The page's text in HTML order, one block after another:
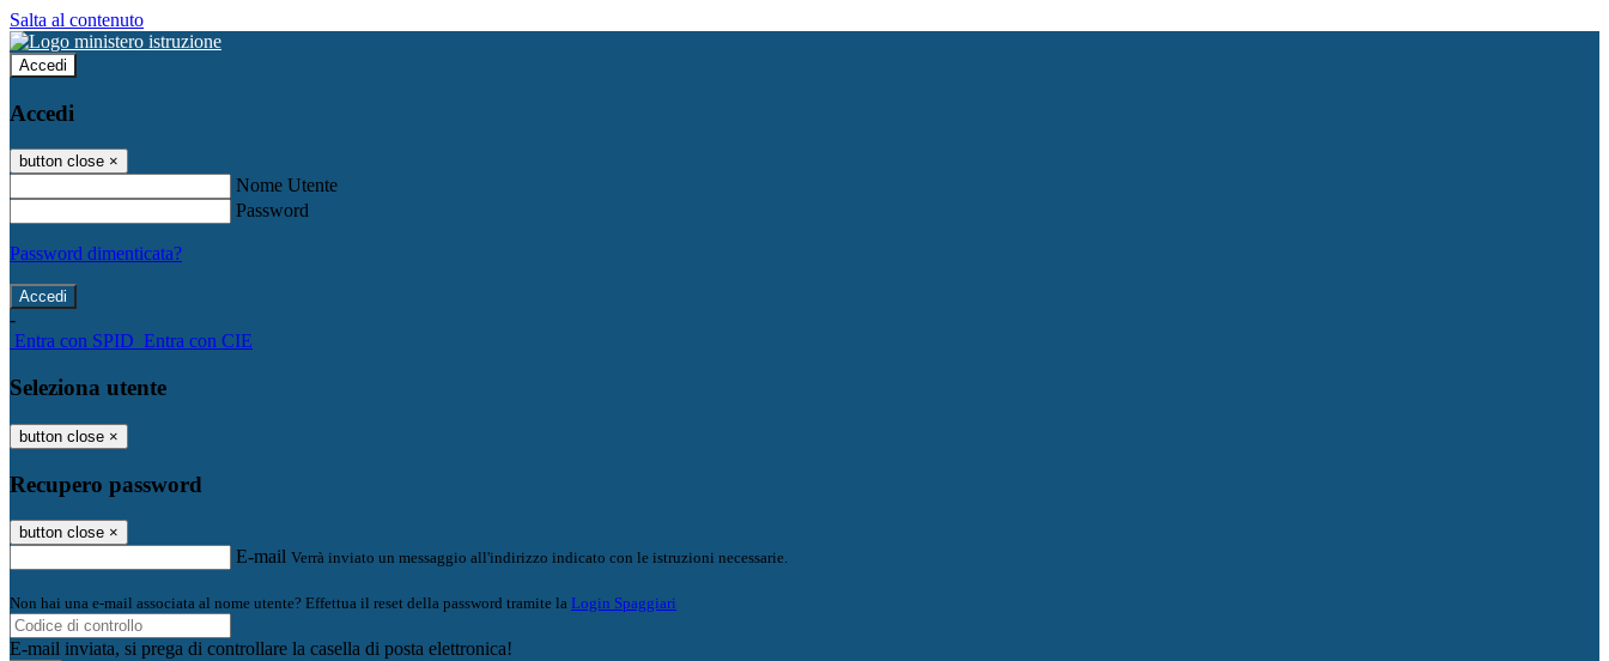
Salta al contenuto
Accedi
Accedi
button close ×
Nome Utente
Password
Password dimenticata?
-
Entra con SPID Entra con CIE
Seleziona utente
button close ×
Recupero password
button close ×
E-mail Verrà inviato un messaggio all'indirizzo indicato con le istruzioni necessarie.
Non hai una e-mail associata al nome utente? Effettua il reset della password tramite la Login Spaggiari
E-mail inviata, si prega di controllare la casella di posta elettronica!